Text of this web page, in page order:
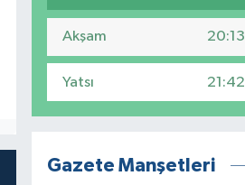
Akşam 20:13
Yatsı 21:42
Gazete Manşetleri